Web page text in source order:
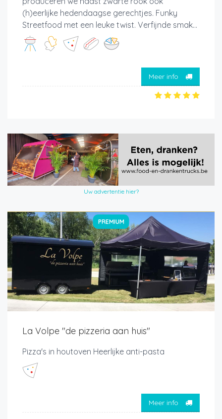
(h)eerlijke hedendaagse gerechtjes. Funky
Streetfood met een leuke twist. Verfijnde smak...
Meer info
Uw advertentie hier?
PREMIUM
La Volpe "de pizzeria aan huis"
Pizza's in houtoven Heerlijke anti-pasta
Meer info